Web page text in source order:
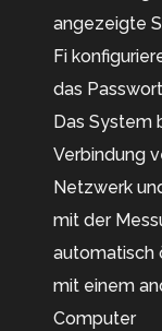
angezeigte
Fi
das
Das System
Verbindung
Netzwerk
mit der
automatisch
mit einem
Computer